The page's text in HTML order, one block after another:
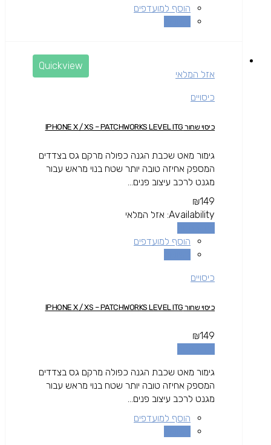
הוסף למועדפים
Quickview
אזל המלאי
כיסויים
כיסוי שחור IPHONE X / XS – PATCHWORKS LEVEL ITG
גימור מאט שכבת הגנה כפולה מרקם גס בצדדים
המספק אחיזה טובה יותר שטח בנוי מראש עבור
מגנט לרכב עיצוב פנים...
₪149
Availability: אזל המלאי
הוסף למועדפים
כיסויים
כיסוי שחור IPHONE X / XS – PATCHWORKS LEVEL ITG
₪149
גימור מאט שכבת הגנה כפולה מרקם גס בצדדים
המספק אחיזה טובה יותר שטח בנוי מראש עבור
מגנט לרכב עיצוב פנים...
הוסף למועדפים